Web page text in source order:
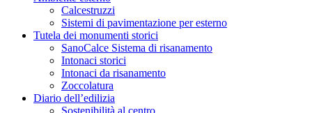
Calcestruzzi
Sistemi di pavimentazione per esterno
Tutela dei monumenti storici
SanoCalce Sistema di risanamento
Intonaci storici
Intonaci da risanamento
Zoccolatura
Diario dell’edilizia
Sostenibilità al centro